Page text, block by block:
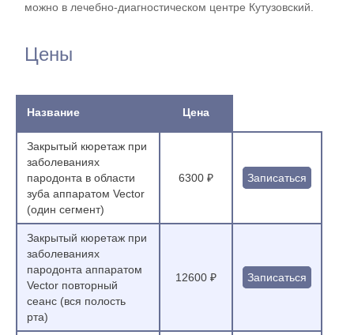
можно в лечебно-диагностическом центре Кутузовский.
Цены
Название Цена
Закрытый кюретаж при
заболеваниях
пародонта в области
зуба аппаратом Vector
(один сегмент)
6300 ₽ Записаться
Закрытый кюретаж при
заболеваниях
пародонта аппаратом
Vector повторный
сеанс (вся полость
рта)
12600 ₽ Записаться